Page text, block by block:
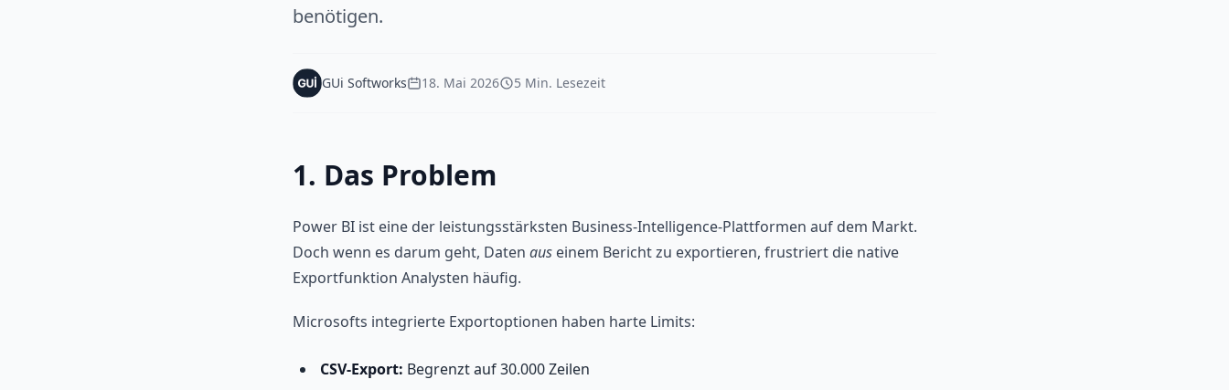
benötigen.
GUi Softworks 18. Mai 2026 5 Min. Lesezeit
1. Das Problem
Power BI ist eine der leistungsstärksten Business-Intelligence-Plattformen auf dem Markt.
Doch wenn es darum geht, Daten aus einem Bericht zu exportieren, frustriert die native
Exportfunktion Analysten häufig.
Microsofts integrierte Exportoptionen haben harte Limits:
CSV-Export: Begrenzt auf 30.000 Zeilen